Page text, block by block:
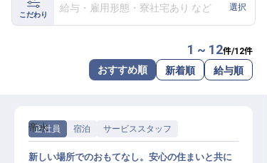
ホテル・宿泊業界情報コラム
転職サポートに申し込む
こだわり
給与・雇用形態・寮社宅あり など 選択
1 ~ 12件/12件
おすすめ順 新着順 給与順
正社員 宿泊 サービススタッフ
帝水
新しい場所でのおもてなし。安心の住まいと共に